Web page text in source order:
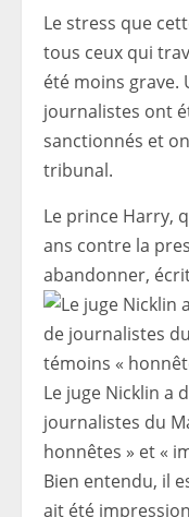
Le stress que
tous ceux qui
été moins grave.
journalistes ont
sanctionnés et
tribunal.
Le prince Harry,
ans contre la
abandonner,
Le juge Nicklin a
journalistes du
honnêtes » et «
Bien entendu, il
ait été